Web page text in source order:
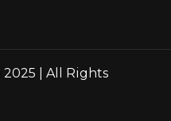
2025 | All Rights